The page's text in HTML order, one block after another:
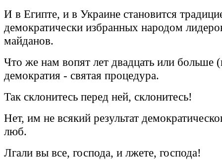
И в Египте, и в Украине становится
демократически избранных народом
майданов.
Что же нам вопят лет двадцать или больше
демократия - святая процедура.
Так склонитесь перед ней, склонитесь!
Нет, им не всякий результат
люб.
Лгали вы все, господа, и лжете, господа!